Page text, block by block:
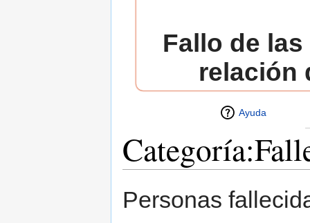
Fallo de
relación
Ayuda
Personas